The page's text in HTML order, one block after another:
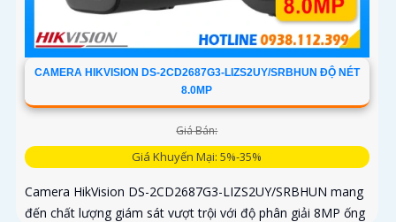
CAMERA HIKVISION DS-2CD2687G3-LIZS2UY/SRBHUN ĐỘ NÉT
8.0MP
Giá Bán:
Giá Khuyến Mại: 5%-35%
Camera HikVision DS-2CD2687G3-LIZS2UY/SRBHUN mang
đến chất lượng giám sát vượt trội với độ phân giải 8MP ống